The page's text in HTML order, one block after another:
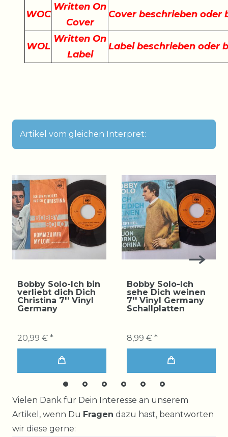
WOC
Written On
Cover
Cover beschrieben
WOL
Written On
Label
Label beschrieben oder
Artikel vom gleichen Interpret:
Bobby Solo-Ich bin
verliebt dich Dich
Christina 7'' Vinyl
Germany
20,99 € *
Bobby Solo-Ich
sehe Dich weinen
7'' Vinyl Germany
Schallplatten
8,99 € *
Vielen Dank für Dein Interesse an unserem
Artikel, wenn Du Fragen dazu hast, beantworten
wir diese gerne:
Ceres::Template.mailFormHoneypotLabel